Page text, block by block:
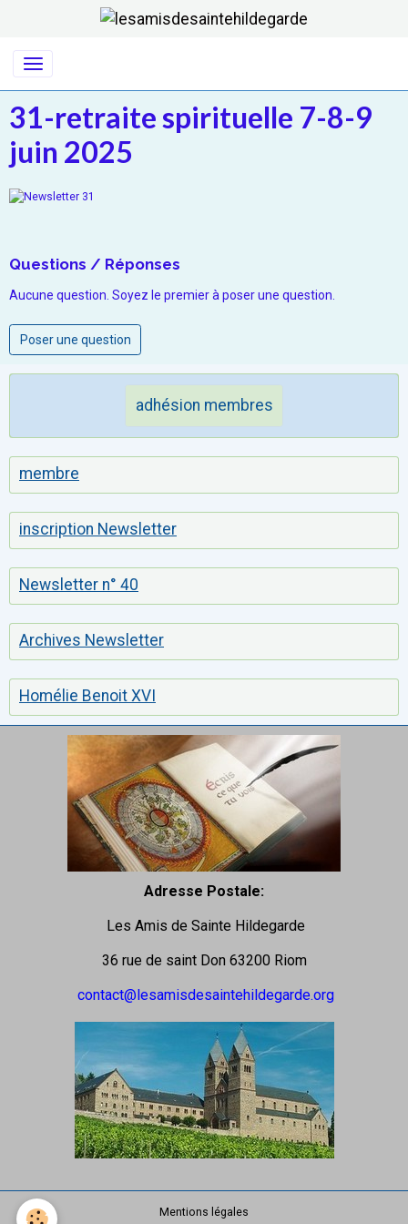
31-retraite spirituelle 7-8-9
juin 2025
Questions / Réponses
Aucune question. Soyez le premier à poser une question.
Poser une question
adhésion membres
membre
inscription Newsletter
Newsletter n° 40
Archives Newsletter
Homélie Benoit XVI
Adresse Postale:
Les Amis de Sainte Hildegarde
36 rue de saint Don 63200 Riom
contact@lesamisdesaintehildegarde.org
Mentions légales